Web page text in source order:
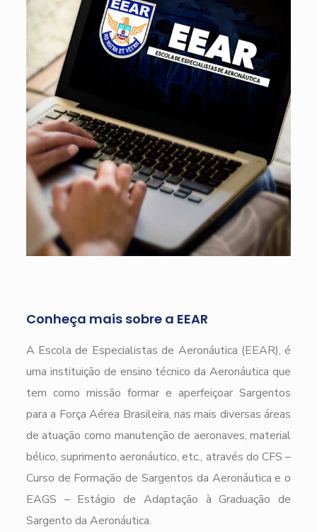
Conheça mais sobre a EEAR
A Escola de Especialistas de Aeronáutica (EEAR), é
uma instituição de ensino técnico da Aeronáutica que
tem como missão formar e aperfeiçoar Sargentos
para a Força Aérea Brasileira, nas mais diversas áreas
de atuação como manutenção de aeronaves, material
bélico, suprimento aeronáutico, etc., através do CFS –
Curso de Formação de Sargentos da Aeronáutica e o
EAGS – Estágio de Adaptação à Graduação de
Sargento da Aeronáutica.